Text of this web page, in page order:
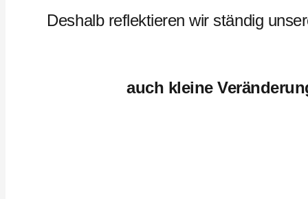
Deshalb reflektieren wir ständig
auch kleine